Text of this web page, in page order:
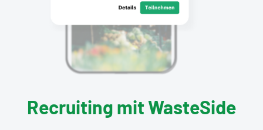
Recruiting mit WasteSide